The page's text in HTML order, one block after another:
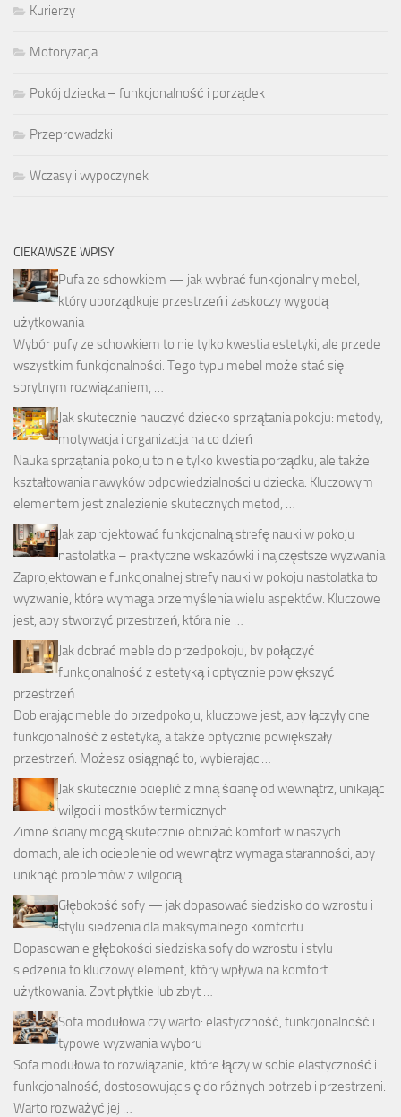
Kurierzy
Motoryzacja
Pokój dziecka – funkcjonalność i porządek
Przeprowadzki
Wczasy i wypoczynek
CIEKAWSZE WPISY
Pufa ze schowkiem — jak wybrać funkcjonalny mebel,
który uporządkuje przestrzeń i zaskoczy wygodą
użytkowania
Wybór pufy ze schowkiem to nie tylko kwestia estetyki, ale przede
wszystkim funkcjonalności. Tego typu mebel może stać się
sprytnym rozwiązaniem, …
Jak skutecznie nauczyć dziecko sprzątania pokoju: metody,
motywacja i organizacja na co dzień
Nauka sprzątania pokoju to nie tylko kwestia porządku, ale także
kształtowania nawyków odpowiedzialności u dziecka. Kluczowym
elementem jest znalezienie skutecznych metod, …
Jak zaprojektować funkcjonalną strefę nauki w pokoju
nastolatka – praktyczne wskazówki i najczęstsze wyzwania
Zaprojektowanie funkcjonalnej strefy nauki w pokoju nastolatka to
wyzwanie, które wymaga przemyślenia wielu aspektów. Kluczowe
jest, aby stworzyć przestrzeń, która nie …
Jak dobrać meble do przedpokoju, by połączyć
funkcjonalność z estetyką i optycznie powiększyć
przestrzeń
Dobierając meble do przedpokoju, kluczowe jest, aby łączyły one
funkcjonalność z estetyką, a także optycznie powiększały
przestrzeń. Możesz osiągnąć to, wybierając …
Jak skutecznie ocieplić zimną ścianę od wewnątrz, unikając
wilgoci i mostków termicznych
Zimne ściany mogą skutecznie obniżać komfort w naszych
domach, ale ich ocieplenie od wewnątrz wymaga staranności, aby
uniknąć problemów z wilgocią …
Głębokość sofy — jak dopasować siedzisko do wzrostu i
stylu siedzenia dla maksymalnego komfortu
Dopasowanie głębokości siedziska sofy do wzrostu i stylu
siedzenia to kluczowy element, który wpływa na komfort
użytkowania. Zbyt płytkie lub zbyt …
Sofa modułowa czy warto: elastyczność, funkcjonalność i
typowe wyzwania wyboru
Sofa modułowa to rozwiązanie, które łączy w sobie elastyczność i
funkcjonalność, dostosowując się do różnych potrzeb i przestrzeni.
Warto rozważyć jej …